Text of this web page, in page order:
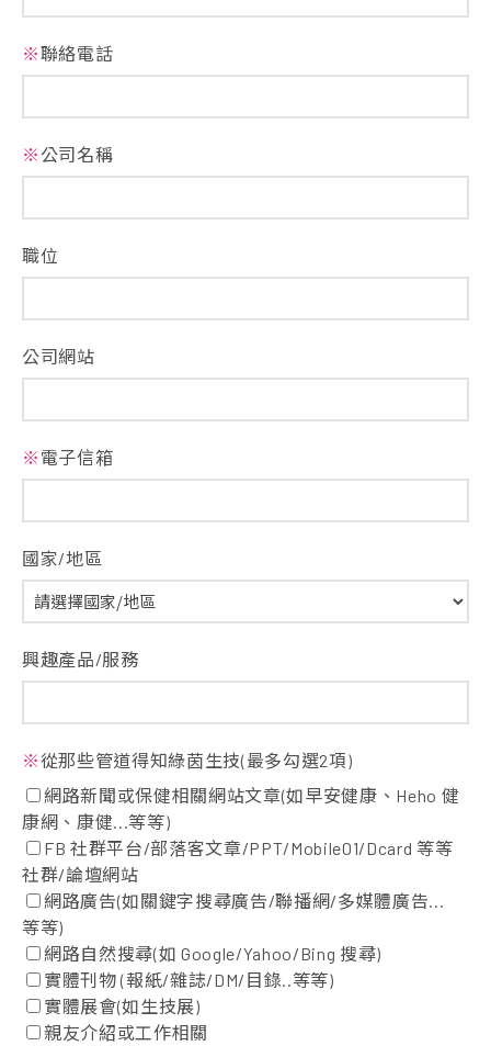
※聯絡電話
※ 公司名稱
職位
公司網站
※ 電子信箱
國家/地區
興趣產品/服務
※從那些管道得知綠茵生技(最多勾選2項)
網路新聞或保健相關網站文章(如早安健康、Heho 健
康網、康健...等等)
FB 社群平台/部落客文章/PPT/Mobile01/Dcard 等等
社群/論壇網站
網路廣告(如關鍵字搜尋廣告/聯播網/多媒體廣告...
等等)
網路自然搜尋(如 Google/Yahoo/Bing 搜尋)
實體刊物 (報紙/雜誌/DM/目錄..等等)
實體展會(如生技展)
親友介紹或工作相關